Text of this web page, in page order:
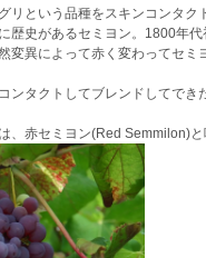
リという品種をスキンコンタ
歴史があるセミヨン。1800年
変異によって赤く変わってセミ
ンタクトしてブレンドしてでき
、赤セミヨン(Red Semmilon)